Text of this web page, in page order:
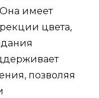
имеет
цвета,
позволяя